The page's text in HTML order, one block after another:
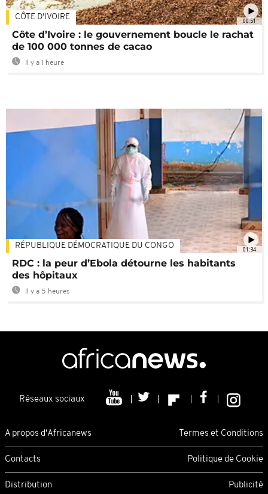
00:51
CÔTE D'IVOIRE
Côte d’Ivoire : le gouvernement boucle le rachat
de 100 000 tonnes de cacao
Il y a 1 heure
01:34
RÉPUBLIQUE DÉMOCRATIQUE DU CONGO
RDC : la peur d’Ebola détourne les habitants
des hôpitaux
Il y a 5 heures
Réseaux sociaux
A propos d'Africanews Termes et Conditions
Contacts Politique de Cookie
Distribution Publicité